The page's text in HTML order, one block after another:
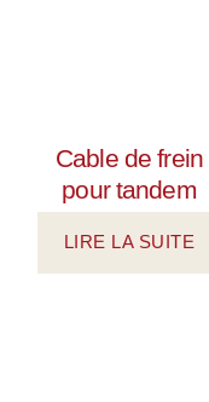
Cable de frein
pour tandem
LIRE LA SUITE